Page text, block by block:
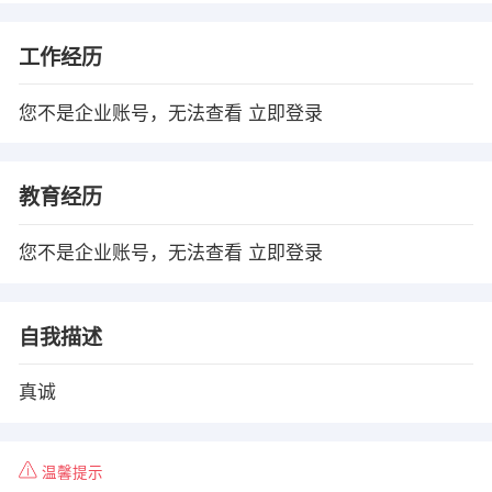
工作经历
您不是企业账号，无法查看 立即登录
教育经历
您不是企业账号，无法查看 立即登录
自我描述
真诚
温馨提示